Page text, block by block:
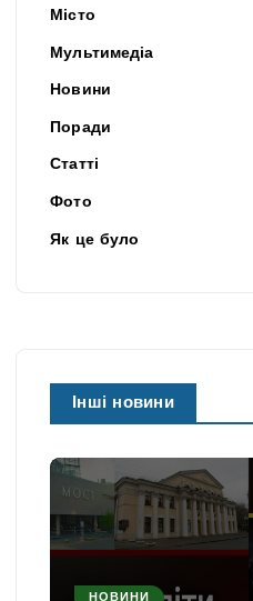
Місто
Мультимедіа
Новини
Поради
Статті
Фото
Як це було
Інші новини